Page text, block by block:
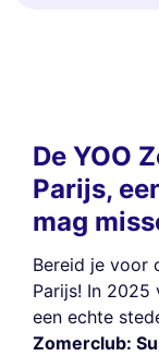
De YOO
Parijs,
mag
Bereid je voor
Parijs! In
een echte
Zomerclub: